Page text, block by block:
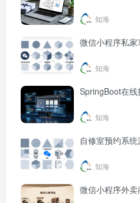
知海
微信小程序私
知海
SpringBoot在
知海
自修室预约系
知海
微信小程序外